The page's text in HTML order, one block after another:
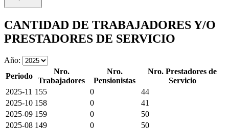
CANTIDAD DE TRABAJADORES Y/O
PRESTADORES DE SERVICIO
Año:
Periodo
Nro.
Trabajadores
Nro.
Pensionistas
Nro. Prestadores de
Servicio
2025-11 155 0
44
2025-10 158 0
41
2025-09 159 0
50
2025-08 149 0
50